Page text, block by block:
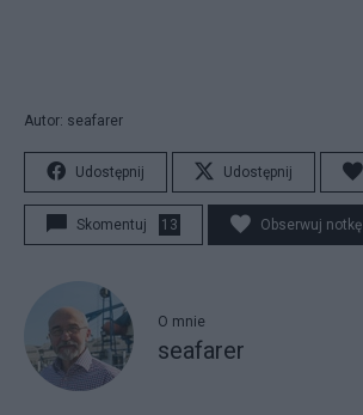
Autor: seafarer
Udostępnij Udostępnij
Skomentuj 13 Obserwuj notkę
O mnie
seafarer